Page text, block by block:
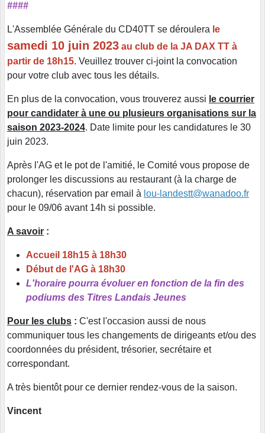
####
L'Assemblée Générale du CD40TT se déroulera le
samedi 10 juin 2023 au club de la JA DAX TT à
partir de 18h15. Veuillez trouver ci-joint la convocation
pour votre club avec tous les détails.
En plus de la convocation, vous trouverez aussi le courrier
pour candidater à une ou plusieurs organisations sur la
saison 2023-2024. Date limite pour les candidatures le 30
juin 2023.
Après l'AG et le pot de l'amitié, le Comité vous propose de
prolonger les discussions au restaurant (à la charge de
chacun), réservation par email à lou-landestt@wanadoo.fr
pour le 09/06 avant 14h si possible.
A savoir :
Accueil 18h15 à 18h30
Début de l'AG à 18h30
L'horaire pourra évoluer en fonction de la fin des
podiums des Titres Landais Jeunes
Pour les clubs : C'est l'occasion aussi de nous
communiquer tous les changements de dirigeants et/ou des
coordonnées du président, trésorier, secrétaire et
correspondant.
A très bientôt pour ce dernier rendez-vous de la saison.
Vincent